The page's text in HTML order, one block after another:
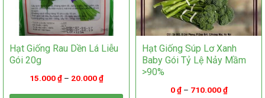
Hạt Giống Rau Dền Lá Liễu
Gói 20g
15.000₫– 20.000₫
Hạt Giống Súp Lơ Xanh
Baby Gói Tỷ Lệ Nảy Mầm
>90%
0₫– 710.000₫